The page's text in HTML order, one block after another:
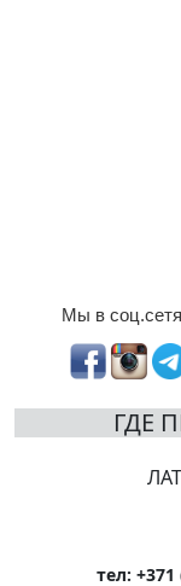
Мы в
ГДЕ
тел: